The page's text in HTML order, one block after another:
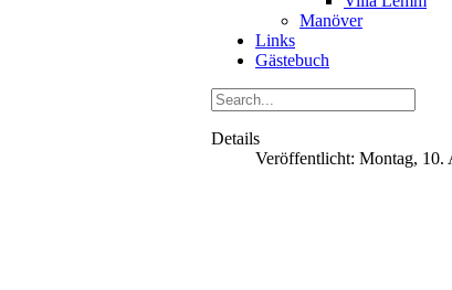
Manöver
Links
Gästebuch
Details
Veröffentlicht: Montag, 10.